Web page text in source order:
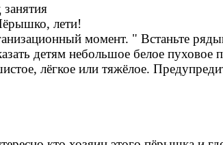
лети!
момент. " Встаньте
детям небольшое белое пуховое
лёгкое или тяжёлое.